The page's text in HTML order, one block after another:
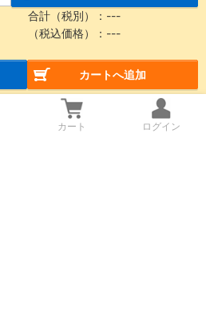
合計（税別）： ---
（税込価格）： ---
カートへ追加
カート ログイン